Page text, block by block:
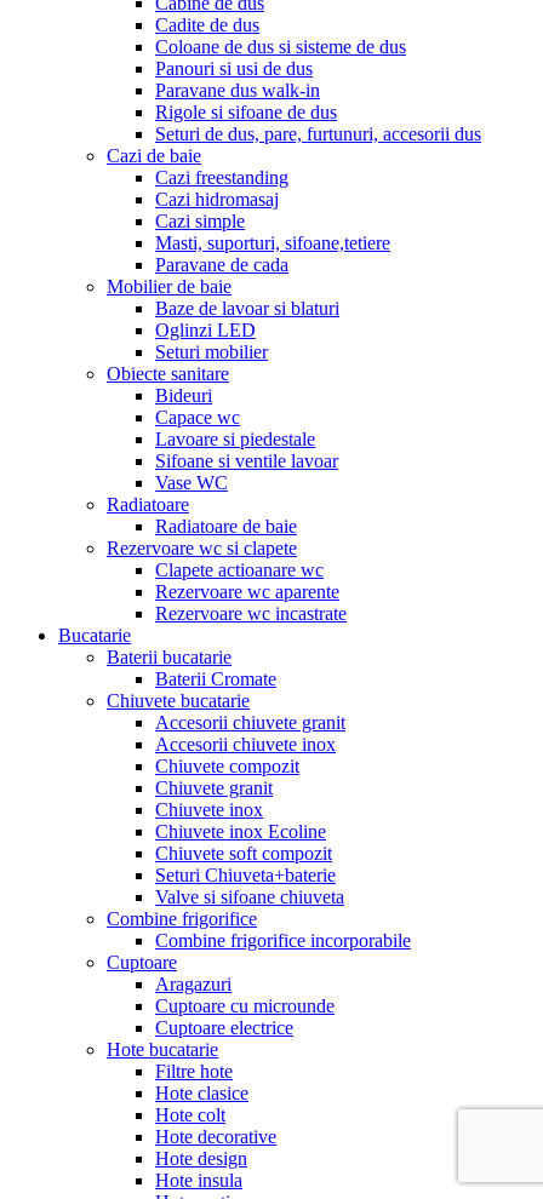
Cadite de dus
Coloane de dus si sisteme de dus
Panouri si usi de dus
Paravane dus walk-in
Rigole si sifoane de dus
Seturi de dus, pare, furtunuri, accesorii dus
Cazi de baie
Cazi freestanding
Cazi hidromasaj
Cazi simple
Masti, suporturi, sifoane,tetiere
Paravane de cada
Mobilier de baie
Baze de lavoar si blaturi
Oglinzi LED
Seturi mobilier
Obiecte sanitare
Bideuri
Capace wc
Lavoare si piedestale
Sifoane si ventile lavoar
Vase WC
Radiatoare
Radiatoare de baie
Rezervoare wc si clapete
Clapete actioanare wc
Rezervoare wc aparente
Rezervoare wc incastrate
Bucatarie
Baterii bucatarie
Baterii Cromate
Chiuvete bucatarie
Accesorii chiuvete granit
Accesorii chiuvete inox
Chiuvete compozit
Chiuvete granit
Chiuvete inox
Chiuvete inox Ecoline
Chiuvete soft compozit
Seturi Chiuveta+baterie
Valve si sifoane chiuveta
Combine frigorifice
Combine frigorifice incorporabile
Cuptoare
Aragazuri
Cuptoare cu microunde
Cuptoare electrice
Hote bucatarie
Filtre hote
Hote clasice
Hote colt
Hote decorative
Hote design
Hote insula